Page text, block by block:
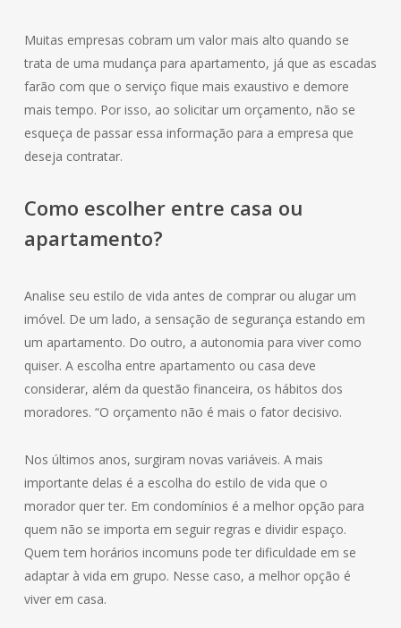
Muitas empresas cobram um valor mais alto quando se
trata de uma mudança para apartamento, já que as escadas
farão com que o serviço fique mais exaustivo e demore
mais tempo. Por isso, ao solicitar um orçamento, não se
esqueça de passar essa informação para a empresa que
deseja contratar.
Como escolher entre casa ou
apartamento?
Analise seu estilo de vida antes de comprar ou alugar um
imóvel. De um lado, a sensação de segurança estando em
um apartamento. Do outro, a autonomia para viver como
quiser. A escolha entre apartamento ou casa deve
considerar, além da questão financeira, os hábitos dos
moradores. “O orçamento não é mais o fator decisivo.
Nos últimos anos, surgiram novas variáveis. A mais
importante delas é a escolha do estilo de vida que o
morador quer ter. Em condomínios é a melhor opção para
quem não se importa em seguir regras e dividir espaço.
Quem tem horários incomuns pode ter dificuldade em se
adaptar à vida em grupo. Nesse caso, a melhor opção é
viver em casa.